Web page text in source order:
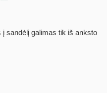
sandėlį galimas tik iš anksto